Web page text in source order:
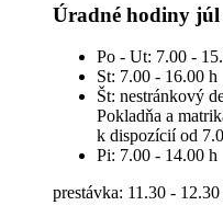
Úradné hodiny júl
Po - Ut: 7.00 -
St: 7.00 - 16.00 h
Št: nestránkový
Pokladňa a
k dispozícií od
Pi: 7.00 - 14.00 h
prestávka: 11.30 - 12.30